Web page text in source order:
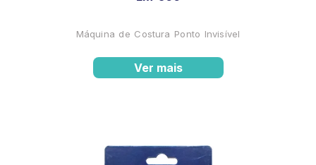
Máquina de Costura Ponto Invisível
Ver mais